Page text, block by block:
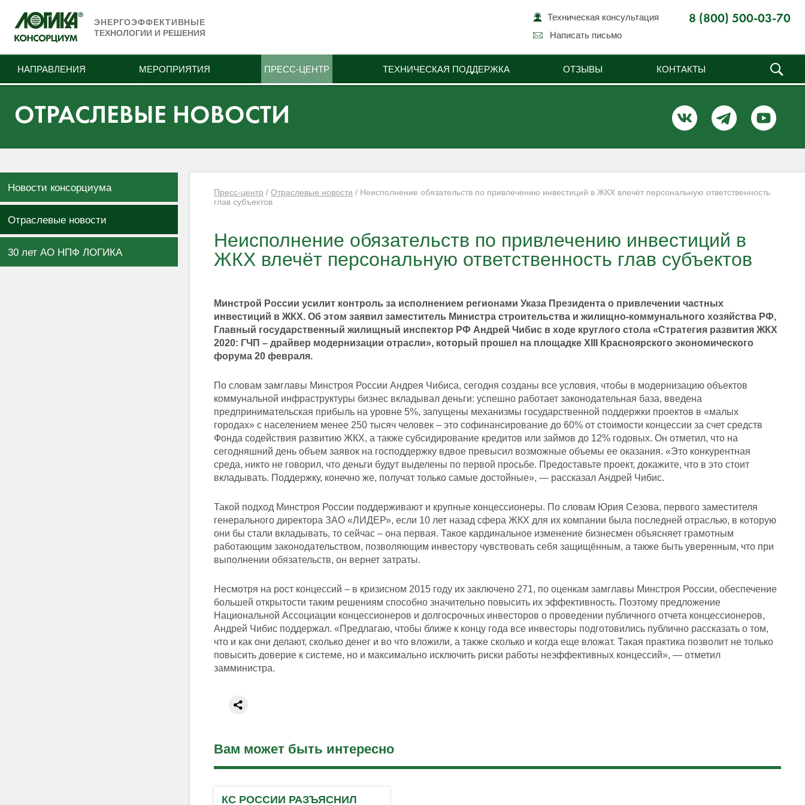
ЭНЕРГОЭФФЕКТИВНЫЕ
ТЕХНОЛОГИИ И РЕШЕНИЯ
8 (800) 500-03-70
Техническая консультация
Написать письмо
НАПРАВЛЕНИЯ МЕРОПРИЯТИЯ ПРЕСС-ЦЕНТР ТЕХНИЧЕСКАЯ ПОДДЕРЖКА ОТЗЫВЫ КОНТАКТЫ
ОТРАСЛЕВЫЕ НОВОСТИ
Новости консорциума
Отраслевые новости
30 лет АО НПФ ЛОГИКА
Пресс-центр / Отраслевые новости / Неисполнение обязательств по привлечению инвестиций в ЖКХ влечёт персональную ответственность
глав субъектов
Неисполнение обязательств по привлечению инвестиций в
ЖКХ влечёт персональную ответственность глав субъектов
Минстрой России усилит контроль за исполнением регионами Указа Президента о привлечении частных
инвестиций в ЖКХ. Об этом заявил заместитель Министра строительства и жилищно-коммунального хозяйства РФ,
Главный государственный жилищный инспектор РФ Андрей Чибис в ходе круглого стола «Стратегия развития ЖКХ
2020: ГЧП – драйвер модернизации отрасли», который прошел на площадке XIII Красноярского экономического
форума 20 февраля.
По словам замглавы Минстроя России Андрея Чибиса, сегодня созданы все условия, чтобы в модернизацию объектов
коммунальной инфраструктуры бизнес вкладывал деньги: успешно работает законодательная база, введена
предпринимательская прибыль на уровне 5%, запущены механизмы государственной поддержки проектов в «малых
городах» с населением менее 250 тысяч человек – это софинансирование до 60% от стоимости концессии за счет средств
Фонда содействия развитию ЖКХ, а также субсидирование кредитов или займов до 12% годовых. Он отметил, что на
сегодняшний день объем заявок на господдержку вдвое превысил возможные объемы ее оказания. «Это конкурентная
среда, никто не говорил, что деньги будут выделены по первой просьбе. Предоставьте проект, докажите, что в это стоит
вкладывать. Поддержку, конечно же, получат только самые достойные», — рассказал Андрей Чибис.
Такой подход Минстроя России поддерживают и крупные концессионеры. По словам Юрия Сезова, первого заместителя
генерального директора ЗАО «ЛИДЕР», если 10 лет назад сфера ЖКХ для их компании была последней отраслью, в которую
они бы стали вкладывать, то сейчас – она первая. Такое кардинальное изменение бизнесмен объясняет грамотным
работающим законодательством, позволяющим инвестору чувствовать себя защищённым, а также быть уверенным, что при
выполнении обязательств, он вернет затраты.
Несмотря на рост концессий – в кризисном 2015 году их заключено 271, по оценкам замглавы Минстроя России, обеспечение
большей открытости таким решениям способно значительно повысить их эффективность. Поэтому предложение
Национальной Ассоциации концессионеров и долгосрочных инвесторов о проведении публичного отчета концессионеров,
Андрей Чибис поддержал. «Предлагаю, чтобы ближе к концу года все инвесторы подготовились публично рассказать о том,
что и как они делают, сколько денег и во что вложили, а также сколько и когда еще вложат. Такая практика позволит не только
повысить доверие к системе, но и максимально исключить риски работы неэффективных концессий», — отметил
замминистра.
Вам может быть интересно
КС РОССИИ РАЗЪЯСНИЛ